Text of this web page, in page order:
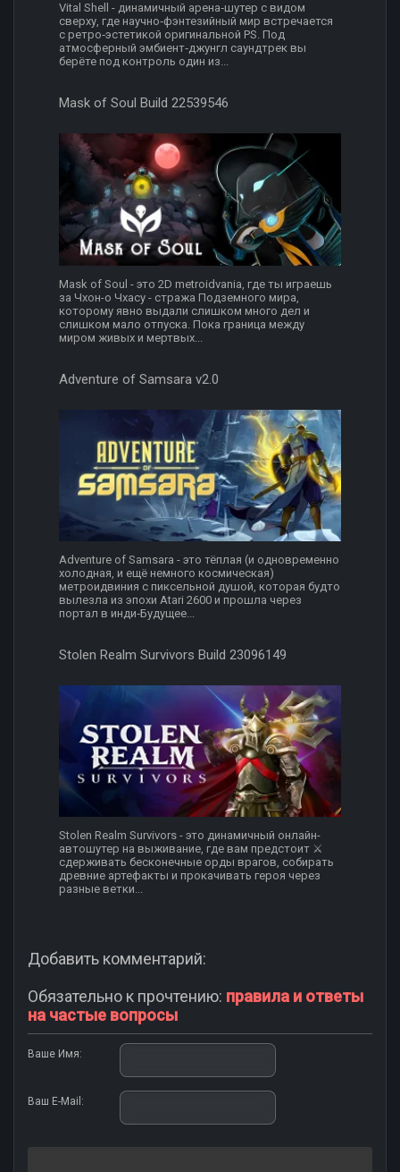
Vital Shell - динамичный арена‑шутер с видом
сверху, где научно‑фэнтезийный мир встречается
с ретро‑эстетикой оригинальной PS. Под
атмосферный эмбиент‑джунгл саундтрек вы
берёте под контроль один из...
Mask of Soul Build 22539546
Mask of Soul - это 2D metroidvania, где ты играешь
за Чхон-о Чхасу - стража Подземного мира,
которому явно выдали слишком много дел и
слишком мало отпуска. Пока граница между
миром живых и мертвых...
Adventure of Samsara v2.0
Adventure of Samsara - это тёплая (и одновременно
холодная, и ещё немного космическая)
метроидвиния с пиксельной душой, которая будто
вылезла из эпохи Atari 2600 и прошла через
портал в инди‑Будущее...
Stolen Realm Survivors Build 23096149
Stolen Realm Survivors - это динамичный онлайн-
автошутер на выживание, где вам предстоит ⚔️
сдерживать бесконечные орды врагов, собирать
древние артефакты и прокачивать героя через
разные ветки...
Добавить комментарий:
Обязательно к прочтению: правила и ответы
на частые вопросы
Ваше Имя:
Ваш E-Mail: